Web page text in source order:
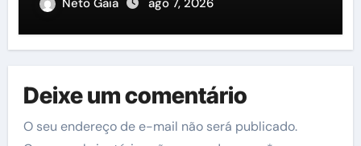
Deixe um comentário
O seu endereço de e-mail não será publicado.